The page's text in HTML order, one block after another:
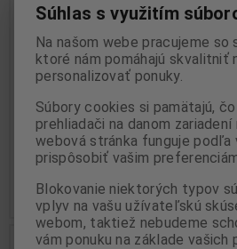
TROFEO NO1 CIRCUIT
RENNTAXI SEASON 2007 - IXO
- GTM067
Výrobca:IXO
Katalógové číslo: IX-GTM067
Skladom:2 ks
27,95 EUR39,95 EUR
Pridať do košíka
Súhlas s využitím
Na našom webe pracujeme so
ktoré nám pomáhajú skvalitniť
personalizovať ponuky.
Súbory cookies si pamätajú,
prehliadači na danom
webová stránka funguje podľa
prispôsobiť vašim
Blokovanie niektorých typov
vplyv na vašu užívateľskú
webom, taktiež nebudeme
vám ponuku na základe vašich